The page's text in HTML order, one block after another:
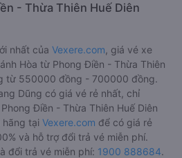
- Thừa Thiên Huế Diên
nhất của Vexere.com , giá vé xe
Hòa từ Phong Điền - Thừa Thiên
từ 550000 đồng - 700000 đồng.
Dũng có giá vé rẻ nhất, chỉ
Điền - Thừa Thiên Huế Diên
hãng tại Vexere.com để có giá rẻ
và hỗ trợ đổi trả vé miễn phí.
đổi trả vé miễn phí: 1900 888684.